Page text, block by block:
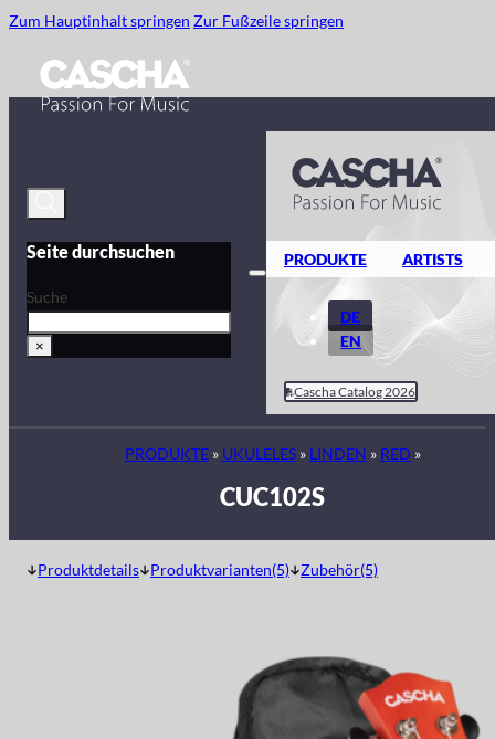
Zum Hauptinhalt springen Zur Fußzeile springen
Seite durchsuchen
Suche
×
PRODUKTE ARTISTS
DE
EN
Cascha Catalog 2026
PRODUKTE» UKULELES» LINDEN » RED »
CUC102S
Produktdetails Produktvarianten(5) Zubehör(5)